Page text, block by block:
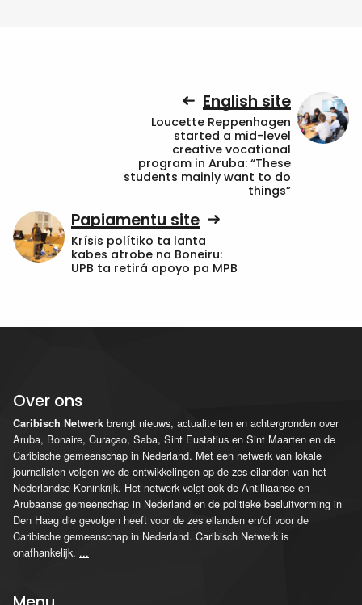
English site
Loucette Reppenhagen
started a mid-level
creative vocational
program in Aruba: “These
students mainly want to do
things”
Papiamentu site
Krísis polítiko ta lanta
kabes atrobe na Boneiru:
UPB ta retirá apoyo pa MPB
Over ons
Caribisch Netwerk brengt nieuws, actualiteiten en achtergronden over
Aruba, Bonaire, Curaçao, Saba, Sint Eustatius en Sint Maarten en de
Caribische gemeenschap in Nederland. Met een netwerk van lokale
journalisten volgen we de ontwikkelingen op de zes eilanden van het
Nederlandse Koninkrijk. Het netwerk volgt ook de Antilliaanse en
Arubaanse gemeenschap in Nederland en de politieke besluitvorming in
Den Haag die gevolgen heeft voor de zes eilanden en/of voor de
Caribische gemeenschap in Nederland. Caribisch Netwerk is
onafhankelijk. ...